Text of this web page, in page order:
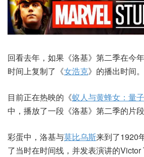
回看去年，如果《洛基》第二季在今
时间上复制了《女浩克》的播出时间。
目前正在热映的《蚁人与黄蜂女：量
中，播放了一段《洛基》第二季的片段
彩蛋中，洛基与莫比乌斯来到了1920
了当时在时间线，并发表演讲的